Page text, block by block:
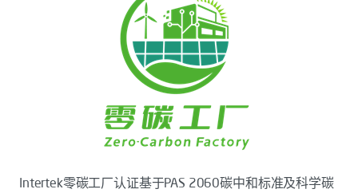
Intertek零碳工厂认证基于PAS 2060碳中和标准及科学碳